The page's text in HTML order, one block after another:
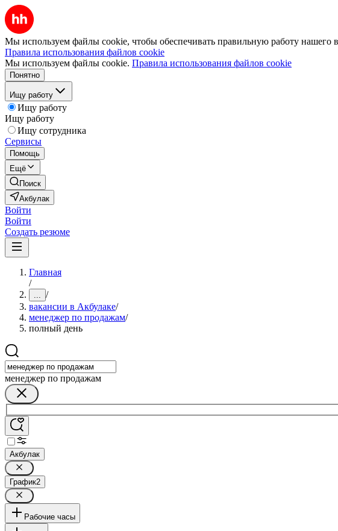
Мы используем файлы cookie, чтобы обеспечивать правильную работу нашего
Правила использования файлов cookie
Мы используем файлы cookie. Правила использования файлов cookie
Понятно
Ищу работу
Ищу работу
Ищу работу
Ищу сотрудника
Сервисы
Помощь
Ещё
Поиск
Акбулак
Войти
Войти
Создать резюме
Главная
/
... /
вакансии в Акбулаке/
менеджер по продажам/
полный день
менеджер по продажам
Акбулак
График2
Рабочие часы